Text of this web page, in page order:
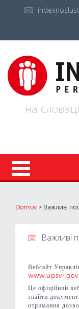
на
Domov > Важливі
Важливі
Вебсайт
Це офіційний
знайти
отримання